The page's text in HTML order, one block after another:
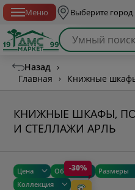
Меню Выберите город
Назад ›
Главная
› Книжные
КНИЖНЫЕ ШКАФЫ,
И СТЕЛЛАЖИ АРЛЬ
Цена Общие Размеры
Коллекция
-30%